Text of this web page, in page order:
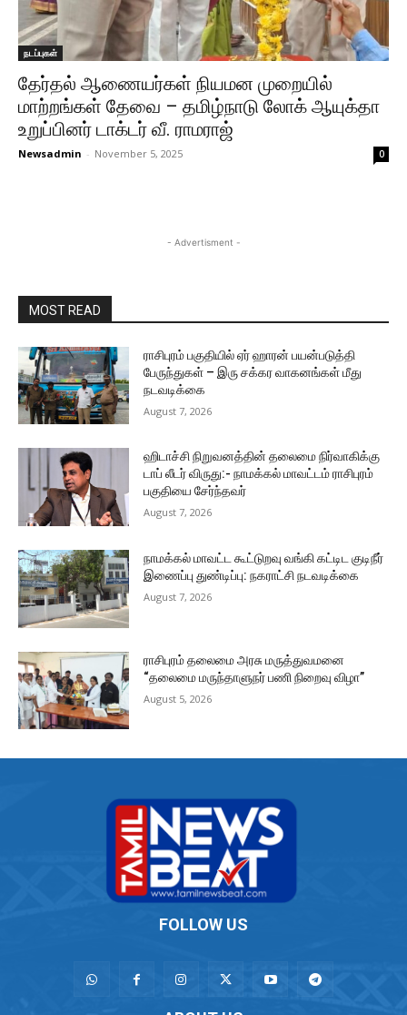
நடப்புகள்
தேர்தல் ஆணையர்கள் நியமன முறையில்
மாற்றங்கள் தேவை – தமிழ்நாடு லோக் ஆயுக்தா
உறுப்பினர் டாக்டர் வீ. ராமராஜ்
Newsadmin - November 5, 2025 0
- Advertisment -
MOST READ
ராசிபுரம் பகுதியில் ஏர் ஹாரன் பயன்படுத்தி
பேருந்துகள் – இரு சக்கர வாகனங்கள் மீது
நடவடிக்கை
August 7, 2026
ஹிடாச்சி நிறுவனத்தின் தலைமை நிர்வாகிக்கு
டாப் லீடர் விருது:- நாமக்கல் மாவட்டம் ராசிபுரம்
பகுதியை சேர்ந்தவர்
August 7, 2026
நாமக்கல் மாவட்ட கூட்டுறவு வங்கி கட்டிட குடிநீர்
இணைப்பு துண்டிப்பு: நகராட்சி நடவடிக்கை
August 7, 2026
ராசிபுரம் தலைமை அரசு மருத்துவமனை
“தலைமை மருந்தாளுநர் பணி நிறைவு விழா”
August 5, 2026
FOLLOW US